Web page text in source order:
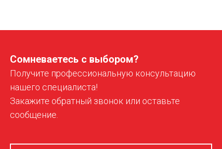
Сомневаетесь с выбором?
Получите профессиональную консультацию
нашего специалиста!
Закажите обратный звонок или оставьте
сообщение.